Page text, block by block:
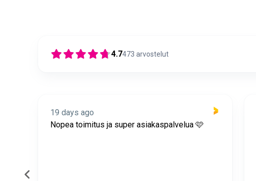
4.7473 arvostelut
19 days ago
Nopea toimitus ja super asiakaspalvelua 🩷